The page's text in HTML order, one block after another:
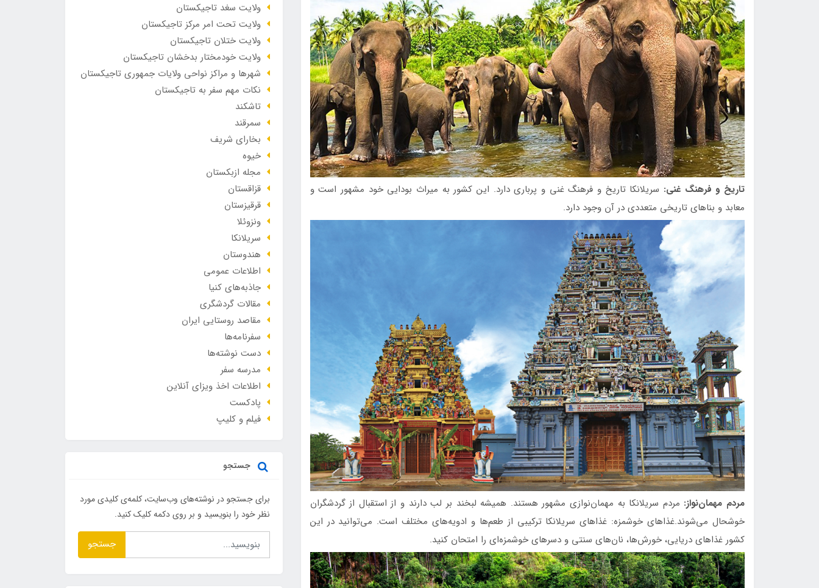
تاریخ و فرهنگ غنی: سریلانکا تاریخ و فرهنگ غنی و پرباری دارد. این کشور به میراث بودایی خود مشهور است و
معابد و بناهای تاریخی متعددی در آن وجود دارد.
مردم مهمان‌نواز: مردم سریلانکا به مهمان‌نوازی مشهور هستند. همیشه لبخند بر لب دارند و از استقبال از گردشگران
خوشحال می‌شوند.غذاهای خوشمزه: غذاهای سریلانکا ترکیبی از طعم‌ها و ادویه‌های مختلف است. می‌توانید در این
کشور غذاهای دریایی، خورش‌ها، نان‌های سنتی و دسرهای خوشمزه‌ای را امتحان کنید.
ولایت سغد تاجیکستان
ولایت تحت امر مرکز تاجیکستان
ولایت ختلان تاجیکستان
ولایت خودمختار بدخشان تاجیکستان
شهرها و مراکز نواحی ولایات جمهوری تاجیکستان
نکات مهم سفر به تاجیکستان
تاشکند
سمرقند
بخارای شریف
خیوه
مجله ازبکستان
قزاقستان
قرقیزستان
ونزوئلا
سریلانکا
هندوستان
اطلاعات عمومی
جاذبه‌های کنیا
مقالات گردشگری
مقاصد روستایی ایران
سفرنامه‌ها
دست نوشته‌ها
مدرسه سفر
اطلاعات اخذ ویزای آنلاین
پادکست
فیلم و کلیپ
جستجو
برای جستجو در نوشته‌های وب‌سایت، کلمه‌ی کلیدی مورد
نظر خود را بنویسید و بر روی دکمه کلیک کنید.
جستجو